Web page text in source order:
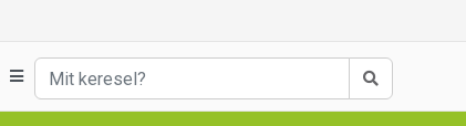
Keresés